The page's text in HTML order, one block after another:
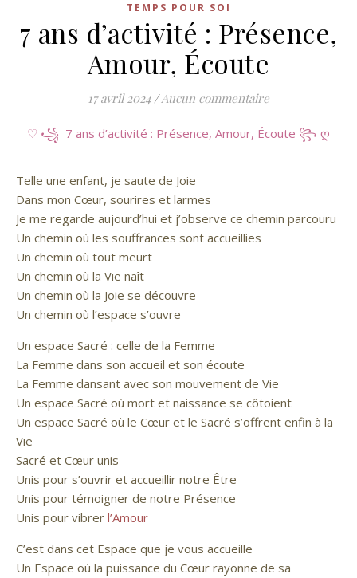
TEMPS POUR SOI
7 ans d’activité : Présence,
Amour, Écoute
17 avril 2024 /Aucun commentaire
♡ ꧁ 7 ans d’activité : Présence, Amour, Écoute ꧂ ღ
Telle une enfant, je saute de Joie
Dans mon Cœur, sourires et larmes
Je me regarde aujourd’hui et j’observe ce chemin parcouru
Un chemin où les souffrances sont accueillies
Un chemin où tout meurt
Un chemin où la Vie naît
Un chemin où la Joie se découvre
Un chemin où l’espace s’ouvre
Un espace Sacré : celle de la Femme
La Femme dans son accueil et son écoute
La Femme dansant avec son mouvement de Vie
Un espace Sacré où mort et naissance se côtoient
Un espace Sacré où le Cœur et le Sacré s’offrent enfin à la
Vie
Sacré et Cœur unis
Unis pour s’ouvrir et accueillir notre Être
Unis pour témoigner de notre Présence
Unis pour vibrer l’Amour
C’est dans cet Espace que je vous accueille
Un Espace où la puissance du Cœur rayonne de sa